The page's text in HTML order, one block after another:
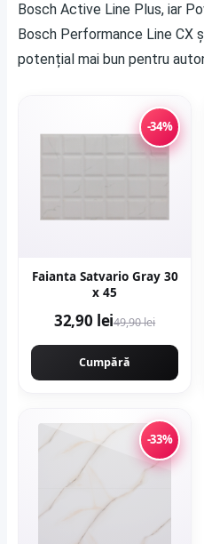
Bosch Active Line Plus, iar
Bosch Performance Line CX
potențial mai bun pentru
-34%
Faianta Satvario Gray 30
x 45
32,90 lei49,90 lei
Cumpără
-33%